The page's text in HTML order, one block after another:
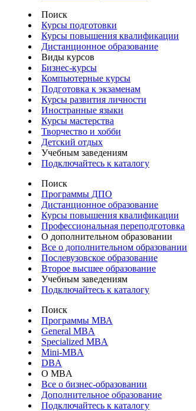
Поиск
Курсы подготовки
Курсы повышения квалификации
Дистанционное образование
Виды курсов
Бизнес-курсы
Компьютерные курсы
Подготовка к экзаменам
Курсы развития личности
Иностранные языки
Курсы мастерства
Творчество и хобби
Детский отдых
Учебным заведениям
Подключайтесь к каталогу
Поиск
Программы ДПО
Дистанционное образование
Курсы повышения квалификации
Профессиональная переподготовка
О дополнительном образовании
Все о дополнительном образовании
Послевузовское образование
Второе высшее образование
Учебным заведениям
Подключайтесь к каталогу
Поиск
Программы МВА
General MBA
Specialized MBA
Mini-MBA
DBA
О MBA
Все о бизнес-образовании
Дополнительное образование
Подключайтесь к каталогу